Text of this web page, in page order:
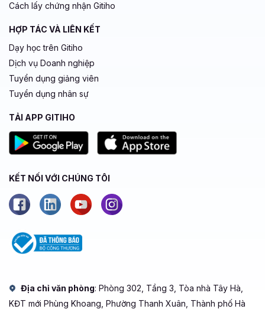
Cách lấy chứng nhận Gitiho
HỢP TÁC VÀ LIÊN KẾT
Dạy học trên Gitiho
Dịch vụ Doanh nghiệp
Tuyển dụng giảng viên
Tuyển dụng nhân sự
TẢI APP GITIHO
KẾT NỐI VỚI CHÚNG TÔI
Địa chỉ văn phòng: Phòng 302, Tầng 3, Tòa nhà Tây Hà,
KĐT mới Phùng Khoang, Phường Thanh Xuân, Thành phố Hà